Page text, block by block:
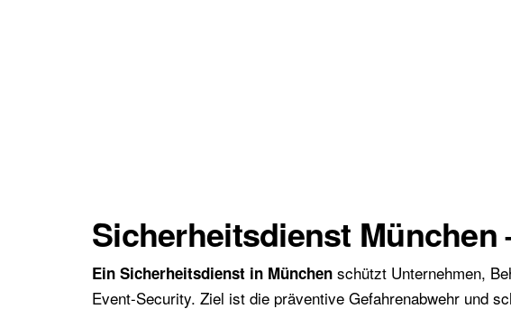
Sicherheitsdienst
Ein Sicherheitsdienst in München schützt Unternehmen,
Event-Security. Ziel ist die präventive Gefahrenabwehr und